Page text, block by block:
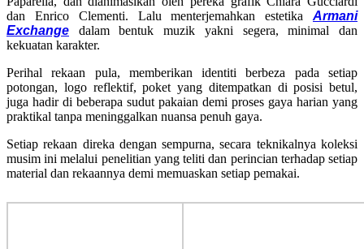
dan Enrico Clementi. Lalu menterjemahkan estetika Armani
Exchange dalam bentuk muzik yakni segera, minimal dan
kekuatan karakter.
Perihal rekaan pula, memberikan identiti berbeza pada setiap
potongan, logo reflektif, poket yang ditempatkan di posisi betul,
juga hadir di beberapa sudut pakaian demi proses gaya harian yang
praktikal tanpa meninggalkan nuansa penuh gaya.
Setiap rekaan direka dengan sempurna, secara teknikalnya koleksi
musim ini melalui penelitian yang teliti dan perincian terhadap setiap
material dan rekaannya demi memuaskan setiap pemakai.